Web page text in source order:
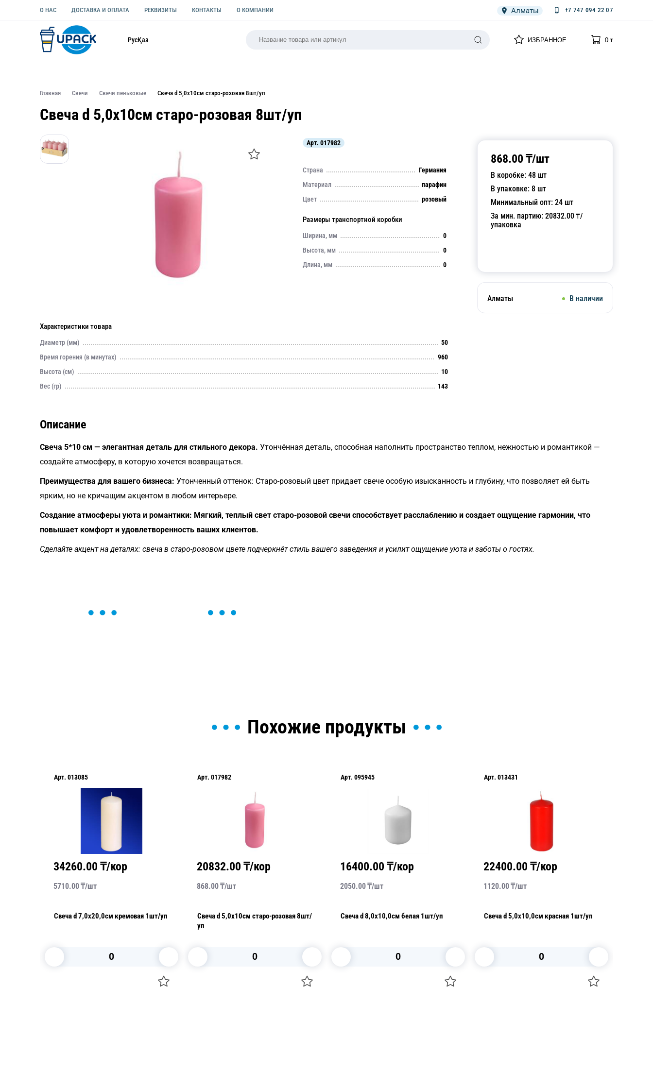
О НАС ДОСТАВКА И ОПЛАТА РЕКВИЗИТЫ КОНТАКТЫ О КОМПАНИИ Алматы +7 747 094 22 07
РусҚаз ИЗБРАННОЕ
0
0₸
Главная Свечи Свечи пеньковые Свеча d 5,0х10см старо-розовая 8шт/уп
Свеча d 5,0х10см старо-розовая 8шт/уп
868.00 ₸/шт
В коробке: 48 шт
В упаковке: 8 шт
Минимальный опт: 24 шт
За мин. партию: 20832.00₸/
упаковка
Алматы В наличии
Арт. 017982
Страна
Германия
Материал
парафин
Цвет
розовый
Размеры транспортной коробки
Ширина, мм
0
Высота, мм
0
Длина, мм
0
Характеристики товара
Диаметр (мм)
50
Время горения (в минутах)
960
Высота (см)
10
Вес (гр)
143
Описание
Свеча 5*10 см — элегантная деталь для стильного декора. Утончённая деталь, способная наполнить пространство теплом, нежностью и романтикой —
создайте атмосферу, в которую хочется возвращаться.
Преимущества для вашего бизнеса: Утонченный оттенок: Старо-розовый цвет придает свече особую изысканность и глубину, что позволяет ей быть
ярким, но не кричащим акцентом в любом интерьере.
Создание атмосферы уюта и романтики: Мягкий, теплый свет старо-розовой свечи способствует расслаблению и создает ощущение гармонии, что
повышает комфорт и удовлетворенность ваших клиентов.
Сделайте акцент на деталях: свеча в старо-розовом цвете подчеркнёт стиль вашего заведения и усилит ощущение уюта и заботы о гостях.
Похожие продукты
Арт. 013085
34260.00 ₸/кор
5710.00₸/шт
Свеча d 7,0х20,0см кремовая 1шт/уп
Арт. 017982
20832.00 ₸/кор
868.00₸/шт
Свеча d 5,0х10см старо-розовая 8шт/
уп
Арт. 095945
16400.00 ₸/кор
2050.00₸/шт
Свеча d 8,0х10,0см белая 1шт/уп
Арт. 013431
22400.00 ₸/кор
1120.00₸/шт
Свеча d 5,0х10,0см красная 1шт/уп